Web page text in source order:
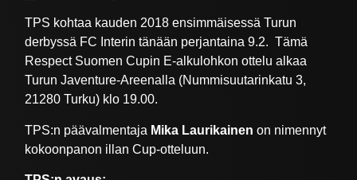
TPS kohtaa kauden 2018 ensimmäisessä Turun
derbyssä FC Interin tänään perjantaina 9.2. Tämä
Respect Suomen Cupin E-alkulohkon ottelu alkaa
Turun Javenture-Areenalla (Nummisuutarinkatu 3,
21280 Turku) klo 19.00.
TPS:n päävalmentaja Mika Laurikainen on nimennyt
kokoonpanon illan Cup-otteluun.